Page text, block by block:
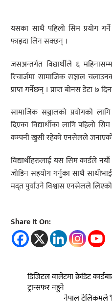
यसका साथै पहिलो सिम प्रयोग गर्ने
फाइदा लिन सक्छन् ।
जसअन्तर्गत विद्यार्थीले ६
रिचार्जमा सामाजिक सञ्जाल
प्राप्त गर्नेछन् । प्राप्त बोनस डेटा ७
सामाजिक सञ्जालको प्रयोगको
दिएका विद्यार्थीका लागि पहिलो
कम्पनी खुसी रहेको एनसेलले
विद्यार्थीहरुलाई यस सिम कार्डले
जोडिन सहयोग गर्नुका साथै
मद्त पुर्याउने विश्वास एनसेलले
Share It On:
डिजिटल वालेटमा क्रेडिट
ट्रान्सफर नहुने
नेपाल टेलिकमले